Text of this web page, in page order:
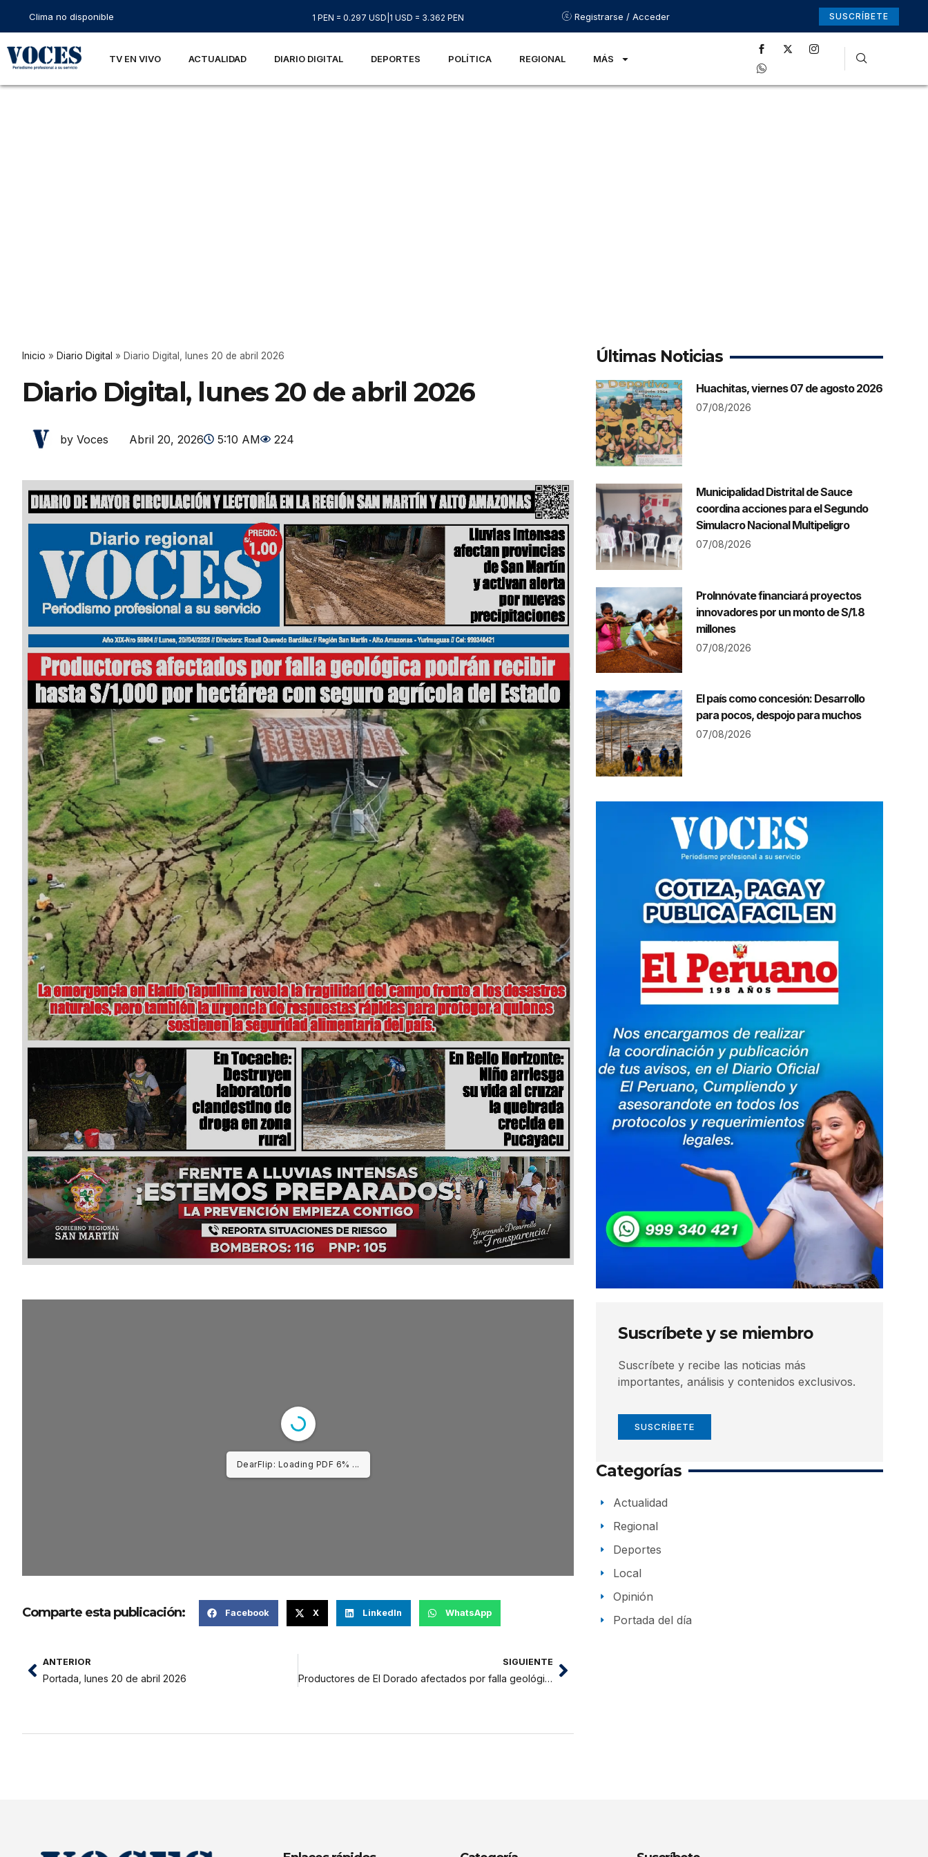
Clima no disponible 1 PEN = 0.297 USD 1 USD = 3.362 PEN Registrarse / Acceder SUSCRÍBETE
TV EN VIVO ACTUALIDAD DIARIO DIGITAL DEPORTES POLÍTICA REGIONAL MÁS
Inicio » Diario Digital » Diario Digital, lunes 20 de abril 2026
Diario Digital, lunes 20 de abril 2026
by Voces Abril 20, 2026 5:10 AM 224
DearFlip: Loading PDF 8% ...
Comparte esta publicación: Facebook X LinkedIn WhatsApp
ANTERIOR
Portada, lunes 20 de abril 2026
SIGUIENTE
Productores de El Dorado afectados por falla geológica podrán recibir hasta S/1,000 por hectárea con seguro agrícola del Estado
Últimas Noticias
Huachitas, viernes 07 de agosto 2026
07/08/2026
Municipalidad Distrital de Sauce
coordina acciones para el Segundo
Simulacro Nacional Multipeligro
07/08/2026
ProInnóvate financiará proyectos
innovadores por un monto de S/1.8
millones
07/08/2026
El país como concesión: Desarrollo
para pocos, despojo para muchos
07/08/2026
Suscríbete y se miembro
Suscríbete y recibe las noticias más
importantes, análisis y contenidos exclusivos.
SUSCRÍBETE
Categorías
Actualidad
Regional
Deportes
Local
Opinión
Portada del día